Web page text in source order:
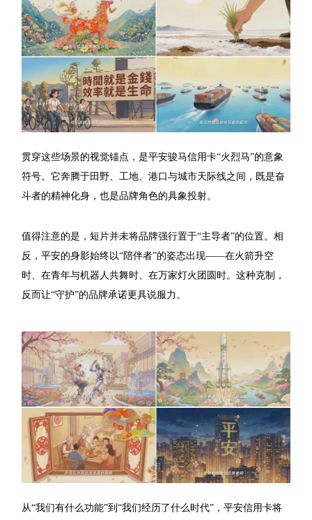
贯穿这些场景的视觉锚点，是平安骏马信用卡“火烈马”的意象
符号。它奔腾于田野、工地、港口与城市天际线之间，既是奋
斗者的精神化身，也是品牌角色的具象投射。
值得注意的是，短片并未将品牌强行置于“主导者”的位置。相
反，平安的身影始终以“陪伴者”的姿态出现——在火箭升空
时、在青年与机器人共舞时、在万家灯火团圆时。这种克制，
反而让“守护”的品牌承诺更具说服力。
从“我们有什么功能”到“我们经历了什么时代”，平安信用卡将